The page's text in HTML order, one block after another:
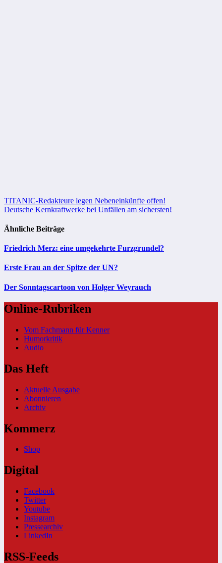
Beitragsnavigation
TITANIC-Redakteure legen Nebeneinkünfte offen!
Deutsche Kernkraftwerke bei Unfällen am sichersten!
Ähnliche Beiträge
Friedrich Merz: eine umgekehrte Furzgrundel?
Erste Frau an der Spitze der UN?
Der Sonntagscartoon von Holger Weyrauch
Online-Rubriken
Vom Fachmann für Kenner
Humorkritik
Audio
Das Heft
Aktuelle Ausgabe
Abonnieren
Archiv
Kommerz
Shop
Digital
Facebook
Twitter
Youtube
Instagram
Pressearchiv
LinkedIn
RSS-Feeds